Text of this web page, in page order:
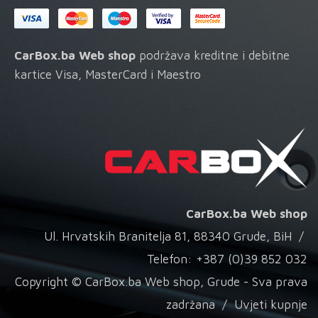
CarBox.ba Web shop podržava kreditne i debitne
kartice Visa, MasterCard i Maestro
CarBox.ba Web shop
Ul. Hrvatskih Branitelja 81, 88340 Grude, BiH /
Telefon: +387 (0)39 852 032
Copyright © CarBox.ba Web shop, Grude - Sva prava
zadržana /Uvjeti kupnje